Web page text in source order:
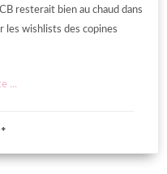
resterait bien au chaud dans
wishlists des copines
...